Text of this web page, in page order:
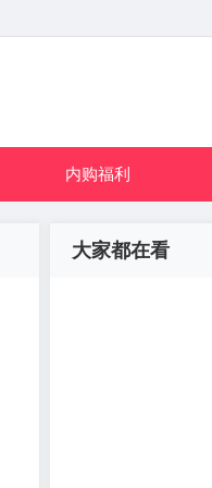
内购福利
大家都在看